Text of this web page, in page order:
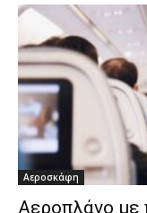
Αεροσκάφη
Αεροπλάνο με